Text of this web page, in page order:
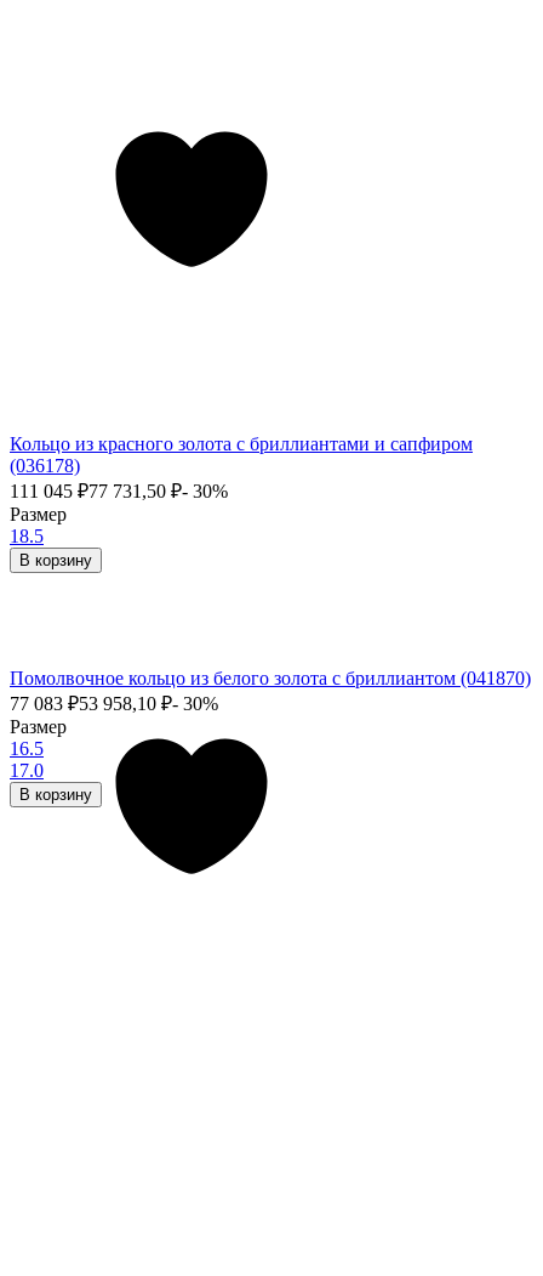
Кольцо из красного золота с бриллиантами и сапфиром
(036178)
111 045 ₽77 731,50 ₽- 30%
Размер
18.5
В корзину
Помолвочное кольцо из белого золота с бриллиантом (041870)
77 083 ₽53 958,10 ₽- 30%
Размер
16.5
17.0
В корзину